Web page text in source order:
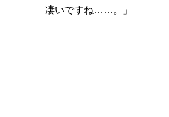
凄いですね……。」